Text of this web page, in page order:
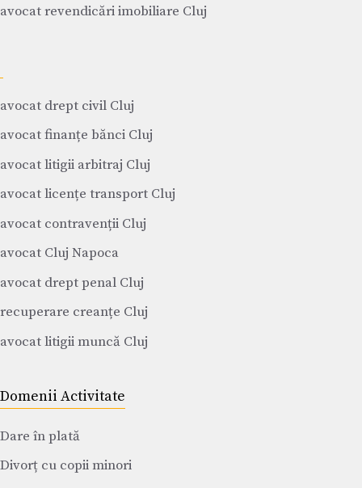
avocat revendicări imobiliare Cluj
avocat drept civil Cluj
avocat finanțe bănci Cluj
avocat litigii arbitraj Cluj
avocat licențe transport Cluj
avocat contravenții Cluj
avocat Cluj Napoca
avocat drept penal Cluj
recuperare creanțe Cluj
avocat litigii muncă Cluj
Domenii Activitate
Dare în plată
Divorț cu copii minori